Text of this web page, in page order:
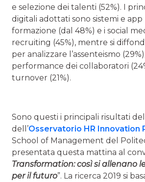
e selezione dei talenti (52%). I
digitali adottati sono sistemi e
formazione (dal 48%) e i social
recruiting (45%), mentre si
per analizzare l’assenteismo
performance dei collaboratori
turnover (21%).
Sono questi i principali risultati
dell’Osservatorio HR Innovation
School of Management del
presentata questa mattina al
Transformation: così si allenano
per il futuro”. La ricerca 2019 si